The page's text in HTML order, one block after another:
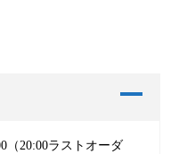
A
（20:00ラストオーダ